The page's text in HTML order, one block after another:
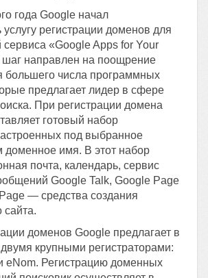
года Google начал
услугу регистрации доменов для
сервиса «Google Apps for Your
шаг направлен на поощрение
большего числа программных
предлагает лидер в сфере
При регистрации домена
готовый набор
под выбранное
доменное имя. В этот набор
почта, календарь, сервис
Google Talk, Google Page
— средства создания
сайта.
доменов Google предлагает в
крупными регистраторами:
eNom. Регистрацию доменных